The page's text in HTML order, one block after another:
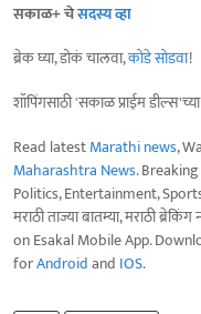
सकाळ+ चेसदस्य व्हा
ब्रेक घ्या, डोकं चालवा,कोडे सोडवा!
शॉपिंगसाठी 'सकाळ प्राईम
Read latestMarathi news,
Maharashtra News.
Politics, Entertainment,
मराठी ताज्या बातम्या, मराठी
on Esakal Mobile App.
forAndroidand IOS.